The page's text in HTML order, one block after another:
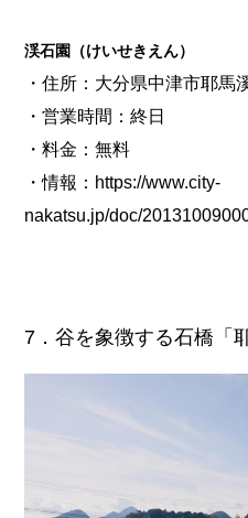
渓石園（けいせきえん）
・住所：大分県中津市耶馬
・営業時間：終日
・料金：無料
・情報： https://www.city-
nakatsu.jp/doc/
7．谷を象徴する石橋「